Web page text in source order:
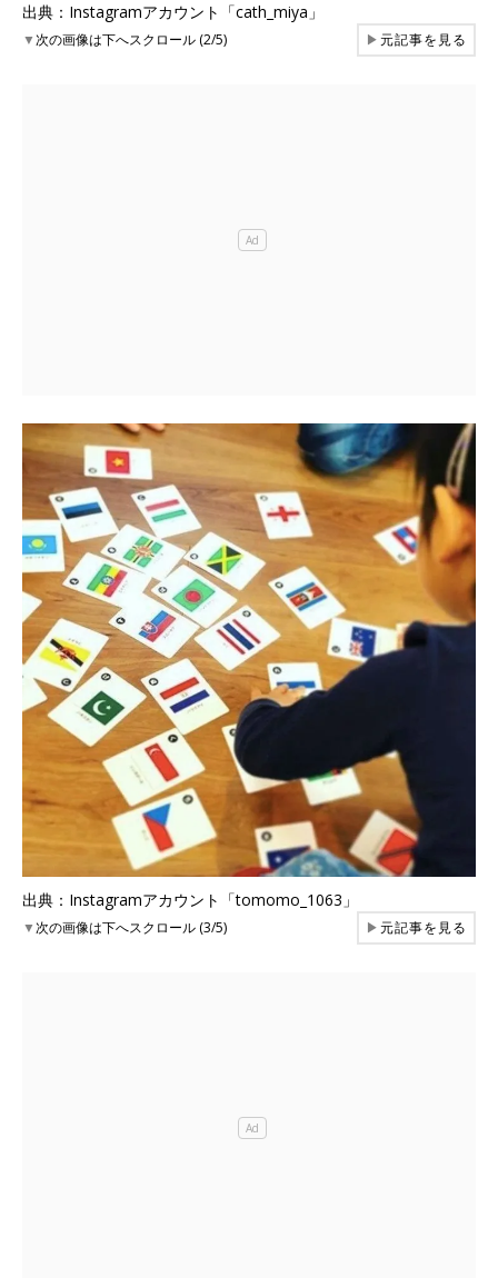
出典：Instagramアカウント「cath_miya」
▼次の画像は下へスクロール (2/5) ▶元記事を見る
出典：Instagramアカウント「tomomo_1063」
▼次の画像は下へスクロール (3/5) ▶元記事を見る